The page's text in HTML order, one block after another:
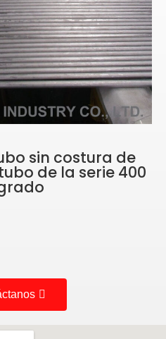
sin costura de
de la serie 400